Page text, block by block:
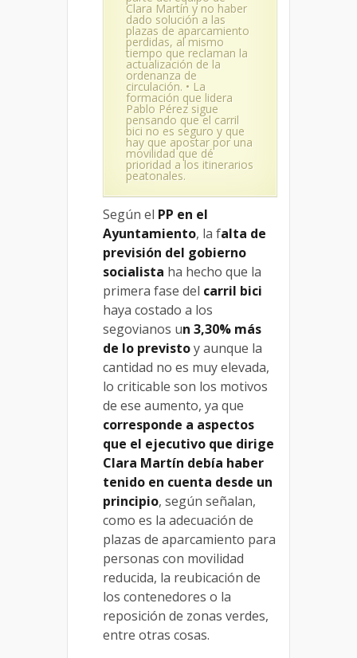
Clara Martín y no haber
dado solución a las
plazas de aparcamiento
perdidas, al mismo
tiempo que reclaman la
actualización de la
ordenanza de
circulación. • La
formación que lidera
Pablo Pérez sigue
pensando que el carril
bici no es seguro y que
hay que apostar por una
movilidad que dé
prioridad a los itinerarios
peatonales.
Según el PP en el
Ayuntamiento, la falta de
previsión del gobierno
socialista ha hecho que la
primera fase del carril bici
haya costado a los
segovianos un 3,30% más
de lo previstoy aunque la
cantidad no es muy elevada,
lo criticable son los motivos
de ese aumento, ya que
corresponde a aspectos
que el ejecutivo que dirige
Clara Martín debía haber
tenido en cuenta desde un
principio, según señalan,
como es la adecuación de
plazas de aparcamiento para
personas con movilidad
reducida, la reubicación de
los contenedores o la
reposición de zonas verdes,
entre otras cosas.